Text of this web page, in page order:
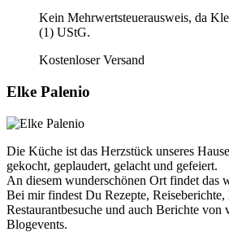
Kein Mehrwertsteuerausweis, da
(1) UStG.
Kostenloser Versand
Elke Palenio
Die Küche ist das Herzstück unseres
gekocht, geplaudert, gelacht und gefeiert.
An diesem wunderschönen Ort findet das
Bei mir findest Du Rezepte, Reiseberichte,
Restaurantbesuche und auch Berichte von
Blogevents.